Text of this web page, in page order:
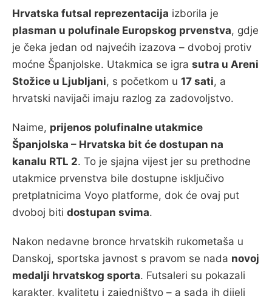
Hrvatska futsal reprezentacija izborila je
plasman u polufinale Europskog prvenstva, gdje
je čeka jedan od najvećih izazova – dvoboj protiv
moćne Španjolske. Utakmica se igra sutra u Areni
Stožice u Ljubljani, s početkom u 17 sati, a
hrvatski navijači imaju razlog za zadovoljstvo.
Naime, prijenos polufinalne utakmice
Španjolska – Hrvatska bit će dostupan na
kanalu RTL 2. To je sjajna vijest jer su prethodne
utakmice prvenstva bile dostupne isključivo
pretplatnicima Voyo platforme, dok će ovaj put
dvoboj biti dostupan svima.
Nakon nedavne bronce hrvatskih rukometaša u
Danskoj, sportska javnost s pravom se nada novoj
medalji hrvatskog sporta. Futsaleri su pokazali
karakter, kvalitetu i zajedništvo – a sada ih dijeli